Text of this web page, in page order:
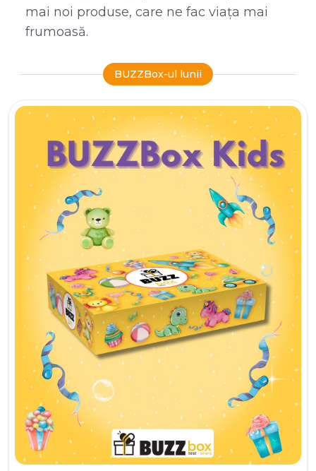
mai noi produse, care ne fac viața mai
frumoasă.
BUZZBox-ul lunii